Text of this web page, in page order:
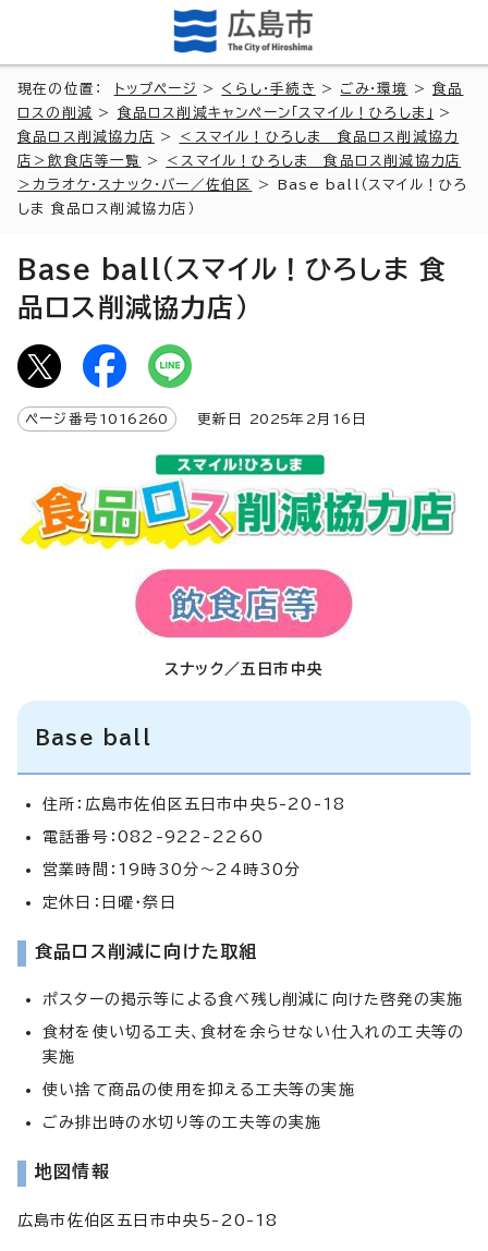
現在の位置： トップページ > くらし・手続き > ごみ・環境 >食品
ロスの削減 > 食品ロス削減キャンペーン「スマイル！ひろしま」
>
食品ロス削減協力店
>
＜スマイル！ひろしま 食品ロス削減協力
店＞飲食店等一覧
>
＜スマイル！ひろしま 食品ロス削減協力店
＞カラオケ・スナック・バー／佐伯区
> Base ball（スマイル！ひろ
しま 食品ロス削減協力店）
Base ball（スマイル！ひろしま 食
品ロス削減協力店）
ページ番号 1016260 更新日 2025年2月 16 日
スナック／五日市中央
Base ball
住所：広島市佐伯区五日市中央5-20-18
電話番号：082-922-2260
営業時間：19時30分～24時30分
定休日：日曜・祭日
食品ロス削減に向けた取組
ポスターの掲示等による食べ残し削減に向けた啓発の実施
食材を使い切る工夫、食材を余らせない仕入れの工夫等の
実施
使い捨て商品の使用を抑える工夫等の実施
ごみ排出時の水切り等の工夫等の実施
地図情報
広島市佐伯区五日市中央5-20-18